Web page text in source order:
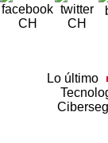
Lo último